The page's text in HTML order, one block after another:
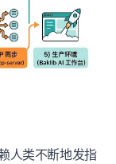
人类不断地发指